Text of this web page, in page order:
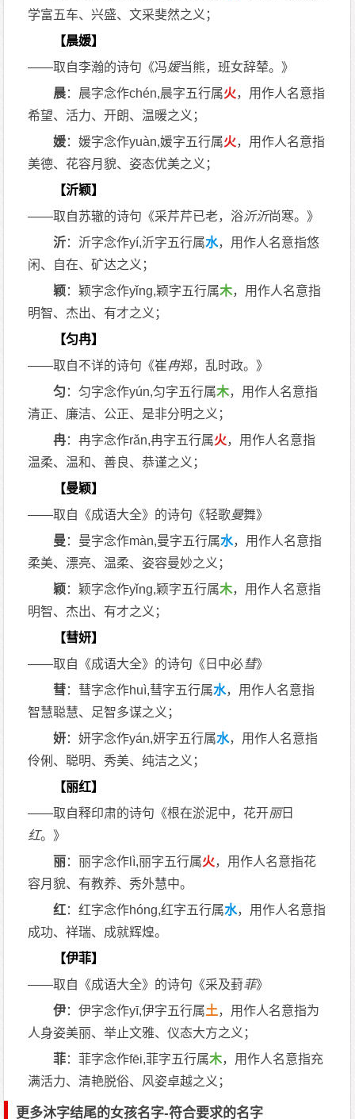
学富五车、兴盛、文采斐然之义；
【晨媛】
——取自李瀚的诗句《冯媛当熊，班女辞辇。》
晨：晨字念作chén,晨字五行属火，用作人名意指
希望、活力、开朗、温暖之义；
媛：媛字念作yuàn,媛字五行属火，用作人名意指
美德、花容月貌、姿态优美之义；
【沂颖】
——取自苏辙的诗句《采芹芹已老，浴沂沂尚寒。》
沂：沂字念作yí,沂字五行属水，用作人名意指悠
闲、自在、矿达之义；
颖 ：颖字念作yǐng,颖字五行属木，用作人名意指
明智、杰出、有才之义；
【匀冉】
——取自不详的诗句《崔冉郑，乱时政。》
匀 ：匀字念作yún,匀字五行属木，用作人名意指
清正、廉洁、公正、是非分明之义；
冉：冉字念作rǎn,冉字五行属火，用作人名意指
温柔、温和、善良、恭谨之义；
【曼颖】
——取自《成语大全》的诗句《轻歌曼舞》
曼 ：曼字念作màn,曼字五行属水，用作人名意指
柔美、漂亮、温柔、姿容曼妙之义；
颖 ：颖字念作yǐng,颖字五行属木，用作人名意指
明智、杰出、有才之义；
【彗妍】
——取自《成语大全》的诗句《日中必彗》
彗：彗字念作huì,彗字五行属水，用作人名意指
智慧聪慧、足智多谋之义；
妍：妍字念作yán,妍字五行属水，用作人名意指
伶俐、聪明、秀美、纯洁之义；
【丽红】
——取自释印肃的诗句《根在淤泥中，花开丽日
红。》
丽 ：丽字念作lì,丽字五行属火，用作人名意指花
容月貌、有教养、秀外慧中。
红：红字念作hóng,红字五行属水，用作人名意指
成功、祥瑞、成就辉煌。
【伊菲】
——取自《成语大全》的诗句《采及葑菲》
伊：伊字念作yī,伊字五行属土，用作人名意指为
人身姿美丽、举止文雅、仪态大方之义；
菲：菲字念作fēi,菲字五行属木，用作人名意指充
满活力、清艳脱俗、风姿卓越之义；
更多沐字结尾的女孩名字-符合要求的名字